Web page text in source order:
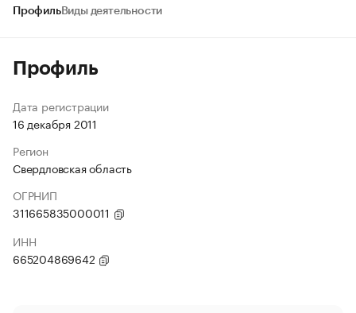
ПрофильВиды деятельности
Профиль
Дата регистрации
16 декабря 2011
Регион
Свердловская область
ОГРНИП
311665835000011
ИНН
665204869642